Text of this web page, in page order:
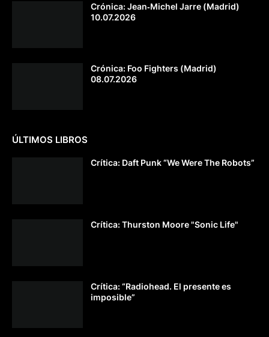
Crónica: Jean‐Michel Jarre (Madrid)
10.07.2026
Crónica: Foo Fighters (Madrid)
08.07.2026
ÚLTIMOS LIBROS
Crítica: Daft Punk “We Were The Robots”
Crítica: Thurston Moore "Sonic Life"
Crítica: “Radiohead. El presente es
imposible”